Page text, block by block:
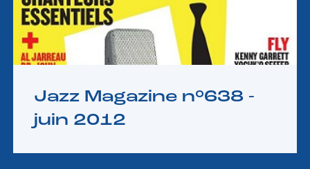
Jazz Magazine n°638 -
juin 2012